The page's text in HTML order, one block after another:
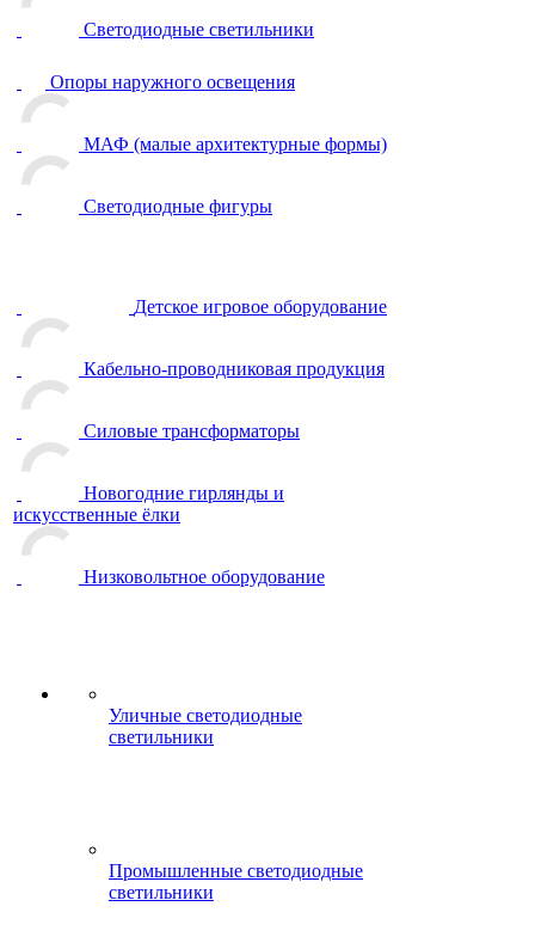
Светодиодные светильники
Опоры наружного освещения
МАФ (малые архитектурные формы)
Светодиодные фигуры
Детское игровое оборудование
Кабельно-проводниковая продукция
Силовые трансформаторы
Новогодние гирлянды и
искусственные ёлки
Низковольтное оборудование
Уличные светодиодные
светильники
Промышленные светодиодные
светильники